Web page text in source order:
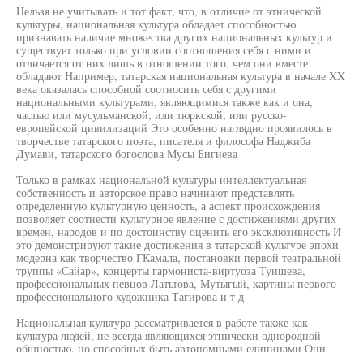
Нельзя не учитывать и тот факт, что, в отличие от этнической
культуры, национальная культура обладает способностью
признавать наличие множества других национальных культур и
существует только при условии соотношения себя с ними и
отличается от них лишь в отношении того, чем они вместе
обладают Например, татарская национальная культура в начале XX
века оказалась способной соотносить себя с другими
национальными культурами, являющимися также как и она,
частью или мусульманской, или тюркской, или русско-
европейской цивилизаций Это особенно наглядно проявилось в
творчестве татарского поэта, писателя и философа Наджиба
Думави, татарского богослова Мусы Бигиева
Только в рамках национальной культуры интеллектуальная
собственность и авторское право начинают представлять
определенную культурную ценность, а аспект происхождения
позволяет соотнести культурное явление с достижениями других
времен, народов и по достоинству оценить его эксклюзивность И
это демонстрируют такие достижения в татарской культуре эпохи
модерна как творчество ГКамала, постановки первой театральной
труппы «Сайар», концерты гармониста-виртуоза Туишева,
профессиональных певцов Латьтова, Мутыгый, картины первого
профессионального художника Тагирова и т д
Национальная культура рассматривается в работе также как
культура людей, не всегда являющихся этнически однородной
общностью, но способных быть автономными единицами Они